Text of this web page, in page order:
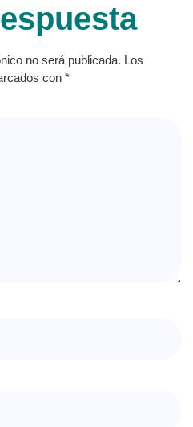
no será publicada. Los
con *